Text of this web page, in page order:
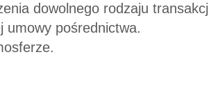
dowolnego rodzaju
umowy pośrednictwa.